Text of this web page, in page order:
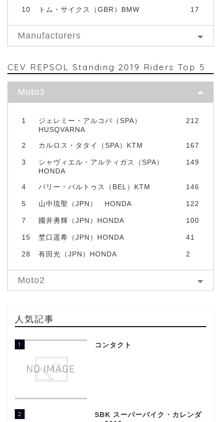
10 トム・サイクス（GBR）BMW 17
Manufacturers
CEV REPSOL Standing 2019 Riders Top 5
Moto3
1
ジェレミー・アルコバ（SPA）
HUSQVARNA
212
2 カルロス・タタイ（SPA）KTM 167
3
シャヴィエル・アルティガス（SPA）
HONDA
149
4 バリー・バルトゥス（BEL）KTM 146
5 山中琉聖（JPN） HONDA 122
7 國井勇輝（JPN）HONDA 100
15 埜口遥希（JPN）HONDA 41
28 有田光（JPN）HONDA 2
Moto2
人気記事
1 コンタクト
2
SBK スーパーバイク・カレンダ